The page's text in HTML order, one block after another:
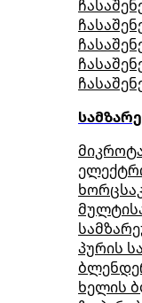
პურის
ხელის